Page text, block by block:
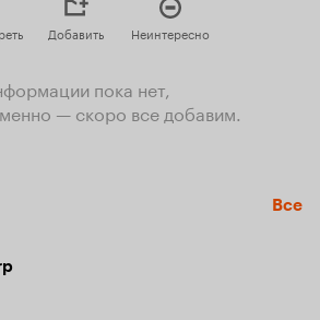
Добавить Неинтересно
пока нет,
— скоро все добавим.
Все